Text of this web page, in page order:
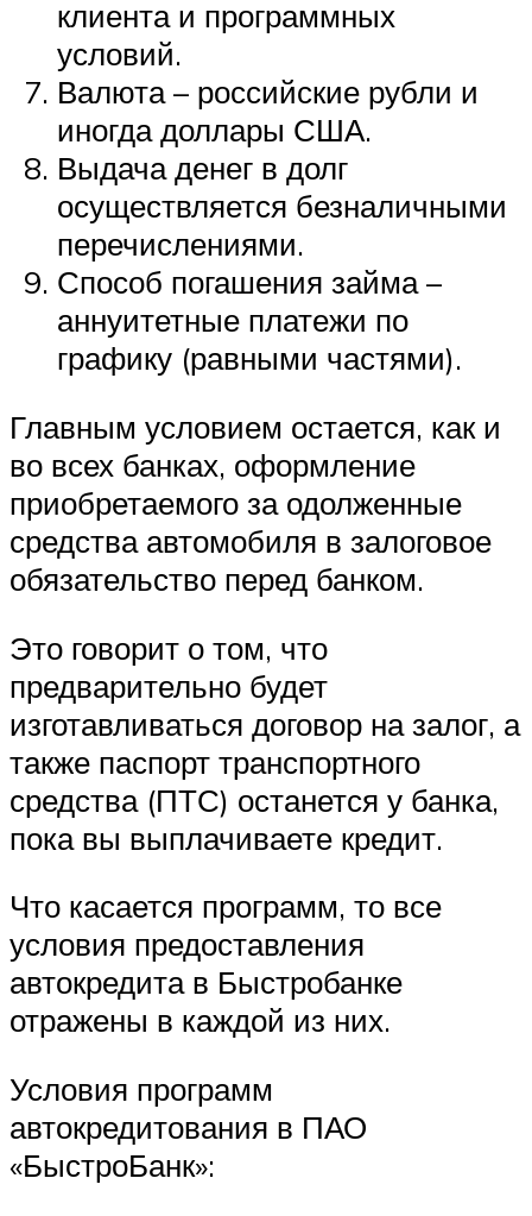
клиента и программных
условий.
Валюта – российские рубли и
иногда доллары США.
Выдача денег в долг
осуществляется безналичными
перечислениями.
Способ погашения займа –
аннуитетные платежи по
графику (равными частями).
Главным условием остается, как и
во всех банках, оформление
приобретаемого за одолженные
средства автомобиля в залоговое
обязательство перед банком.
Это говорит о том, что
предварительно будет
изготавливаться договор на залог, а
также паспорт транспортного
средства (ПТС) останется у банка,
пока вы выплачиваете кредит.
Что касается программ, то все
условия предоставления
автокредита в Быстробанке
отражены в каждой из них.
Условия программ
автокредитования в ПАО
«БыстроБанк»: